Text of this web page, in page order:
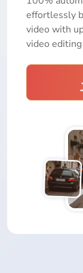
effortlessly
video with
video